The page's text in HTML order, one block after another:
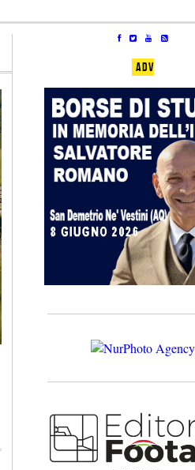
ADV